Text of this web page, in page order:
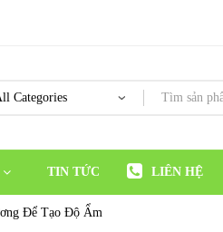
TIN TỨC LIÊN HỆ
Để Tạo Độ Ẩm